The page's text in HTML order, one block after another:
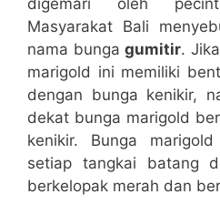
digemari oleh
Masyarakat Bali
nama bunga gumitir.
marigold ini memiliki
dengan bunga kenikir,
dekat bunga marigold
kenikir. Bunga
setiap tangkai batang
berkelopak merah dan